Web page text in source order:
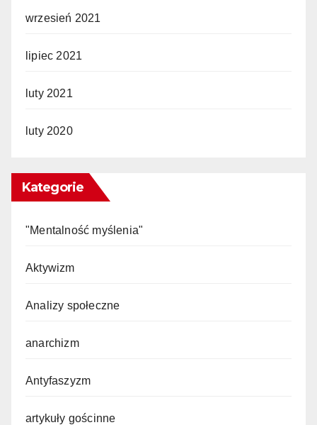
wrzesień 2021
lipiec 2021
luty 2021
luty 2020
Kategorie
"Mentalność myślenia"
Aktywizm
Analizy społeczne
anarchizm
Antyfaszyzm
artykuły gościnne